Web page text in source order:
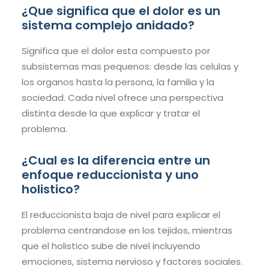
¿Que significa que el dolor es un
sistema complejo anidado?
Significa que el dolor esta compuesto por
subsistemas mas pequenos: desde las celulas y
los organos hasta la persona, la familia y la
sociedad. Cada nivel ofrece una perspectiva
distinta desde la que explicar y tratar el
problema.
¿Cual es la diferencia entre un
enfoque reduccionista y uno
holistico?
El reduccionista baja de nivel para explicar el
problema centrandose en los tejidos, mientras
que el holistico sube de nivel incluyendo
emociones, sistema nervioso y factores sociales.